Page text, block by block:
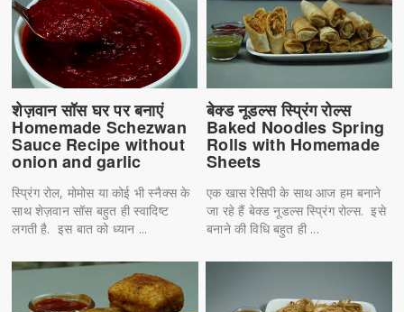
शेज़वान सॉस घर पर बनाएं
Homemade Schezwan
Sauce Recipe without
onion and garlic
स्प्रिंग रोल, मोमोस या कोई भी स्नैक्स के
साथ शेज़वान सॉस बहुत ही स्वादिष्ट
लगती है. इस बात को ध्यान ...
बेक्ड नूडल्स स्प्रिंग रोल्स
Baked Noodles Spring
Rolls with Homemade
Sheets
एक खास रेसिपी के साथ आज हम बनाने
जा रहे हैं बेक्ड नूडल्स स्प्रिंग रोल्स. इसे
बनाने की विधि बहुत ही ...